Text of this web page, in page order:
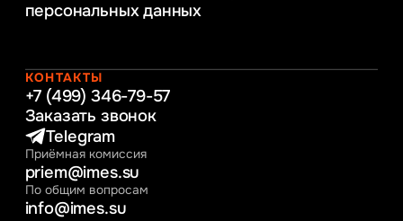
Управление человеческими ресурсами
Интернет-маркетинг
персональных данных
КОНТАКТЫ
+7 (499) 346-79-57
Заказать звонок
Telegram
Приёмная комиссия
priem@imes.su
По общим вопросам
info@imes.su